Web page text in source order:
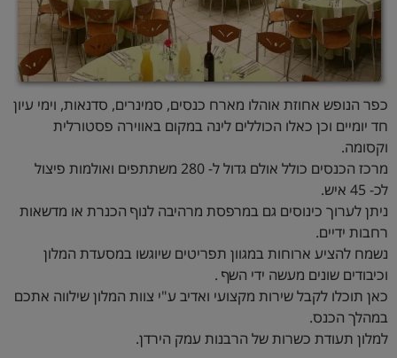
כפר הנופש אחוזת אוהלו מארח כנסים, סמינרים, סדנאות, וימי עיון
חד יומיים וכן כאלו הכוללים לינה במקום באווירה פסטורלית
וקסומה.
מרכז הכנסים כולל אולם גדול ל- 280 משתתפים ואולמות פיצול
לכ- 45 איש.
ניתן לערוך כינוסים גם במרפסת מרהיבה לנוף הכנרת או מדשאות
רחבות ידיים.
נשמח להציע ארוחות במגוון תפריטים שיוגשו במסעדת המלון
וכיבודים שונים מעשה ידי השף .
כאן תוכלו לקבל שירות מקצועי ואדיב ע"י צוות המלון שילווה אתכם
במהלך הכנס.
למלון תעודת כשרות של הרבנות עמק הירדן.